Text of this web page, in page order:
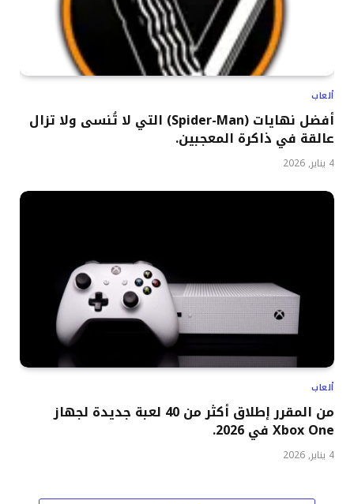
ألعاب
أفضل نهايات (Spider-Man) التي لا تُنسى ولا تزال
عالقة في ذاكرة المعجبين.
4 يناير, 2026
ألعاب
من المقرر إطلاق أكثر من 40 لعبة جديدة لجهاز
Xbox One في 2026.
4 يناير, 2026